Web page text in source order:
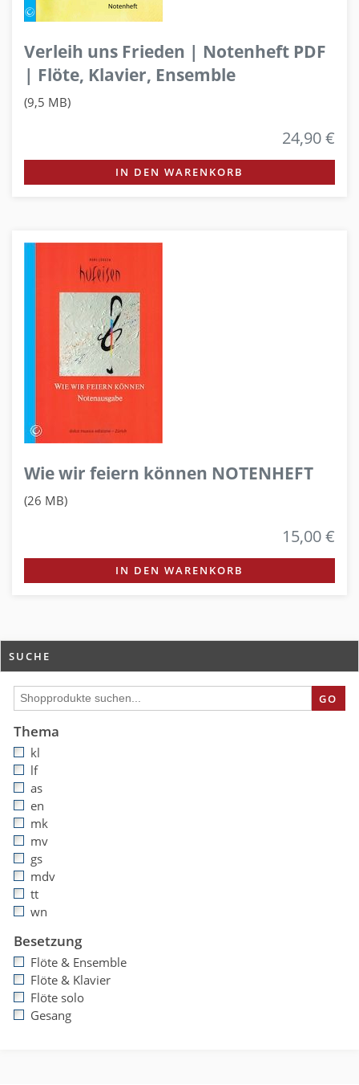
Verleih uns Frieden | Notenheft PDF
| Flöte, Klavier, Ensemble
(9,5 MB)
24,90 €
IN DEN WARENKORB
Wie wir feiern können NOTENHEFT
(26 MB)
15,00 €
IN DEN WARENKORB
SUCHE
GO
Thema
kl
lf
as
en
mk
mv
gs
mdv
tt
wn
Besetzung
Flöte & Ensemble
Flöte & Klavier
Flöte solo
Gesang